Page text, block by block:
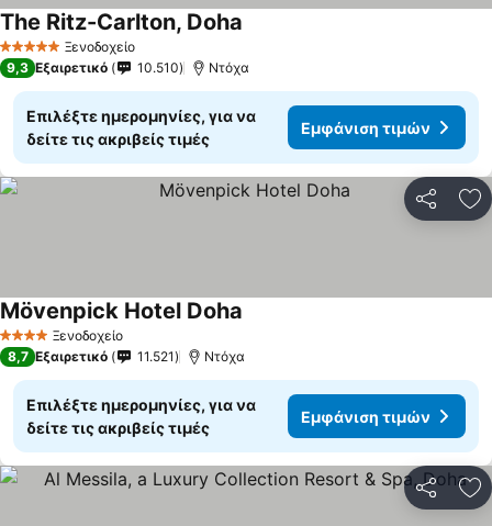
5 Αστέρια Ξενοδοχείο
The Ritz-Carlton, Doha
9,3 Εξαιρετικό 10.510 Ντόχα
Επιλέξτε ημερομηνίες, για να
δείτε τις ακριβείς τιμές
Εμφάνιση τιμών
4 ΑστέριαΞενοδοχείο
Mövenpick Hotel Doha
8,7 Εξαιρετικό 11.521 Ντόχα
Επιλέξτε ημερομηνίες, για να
δείτε τις ακριβείς τιμές
Εμφάνιση τιμών